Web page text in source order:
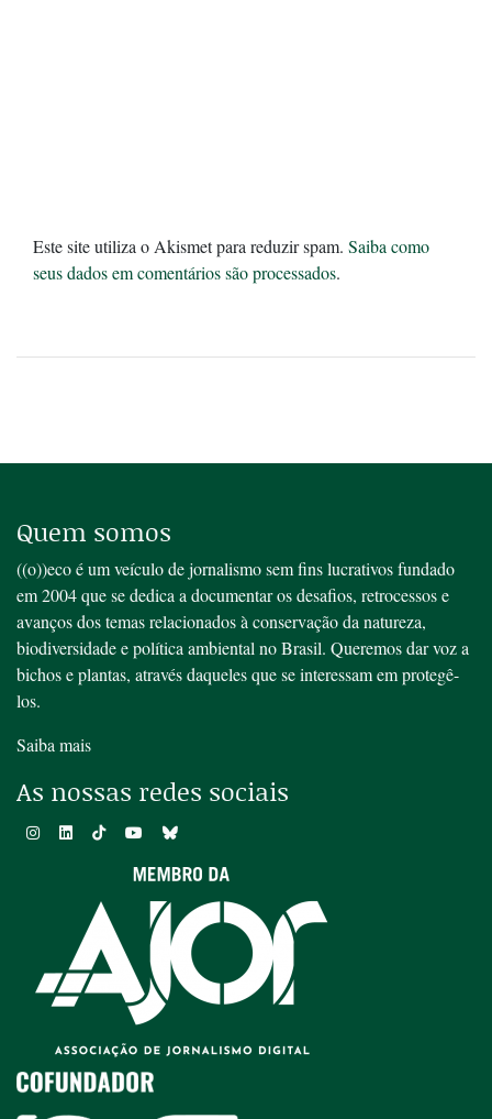
Este site utiliza o Akismet para reduzir spam. Saiba como
seus dados em comentários são processados.
Quem somos
((o))eco é um veículo de jornalismo sem fins lucrativos fundado
em 2004 que se dedica a documentar os desafios, retrocessos e
avanços dos temas relacionados à conservação da natureza,
biodiversidade e política ambiental no Brasil. Queremos dar voz a
bichos e plantas, através daqueles que se interessam em protegê-
los.
Saiba mais
As nossas redes sociais